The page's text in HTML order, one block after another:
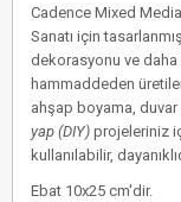
Cadence Mixed
Sanatı için
dekorasyonu ve
hammaddeden
ahşap boyama,
yap (DIY) projeleriniz
kullanılabilir,
Ebat 10x25 cm'dir.